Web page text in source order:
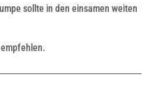
sollte in den einsamen weiten